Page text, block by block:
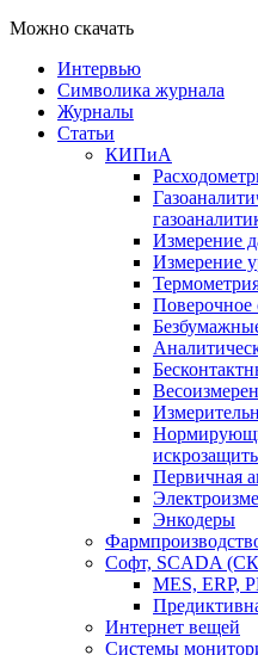
Можно скачать
Интервью
Символика журнала
Журналы
Статьи
КИПиА
Измерение
Измерение
Поверочное
Первичная
Энкодеры
Софт, SCADA
MES, ERP,
Интернет вещей
Системы